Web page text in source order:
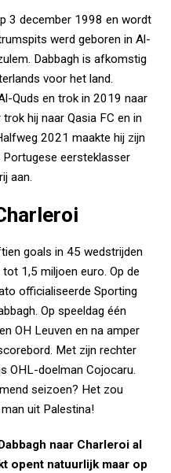
3 december 1998 en wordt
werd geboren in Al-
Dabbagh is afkomstig
voor het land.
Quds en trok in 2019 naar
hij naar Qasia FC en in
2021 maakte hij zijn
eersteklasser
aan.
goals in 45 wedstrijden
1,5 miljoen euro. Op de
officialiseerde Sporting
Op speeldag één
OH Leuven en na amper
Met zijn rechter
OHL-doelman Cojocaru.
seizoen? Het zou
uit Palestina!
naar Charleroi al
opent natuurlijk maar op